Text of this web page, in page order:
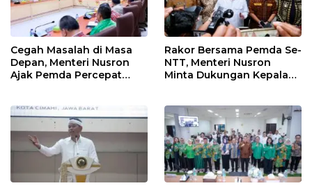
Cegah Masalah di Masa
Depan, Menteri Nusron
Ajak Pemda Percepat
Rakor Bersama Pemda Se-
NTT, Menteri Nusron
Minta Dukungan Kepala
Pertanahan